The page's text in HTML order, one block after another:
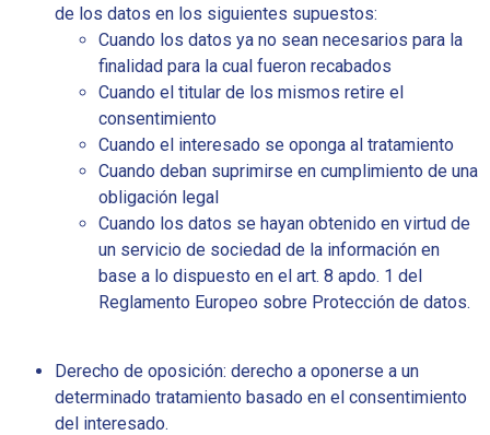
de los datos en los siguientes supuestos:
Cuando los datos ya no sean necesarios para la
finalidad para la cual fueron recabados
Cuando el titular de los mismos retire el
consentimiento
Cuando el interesado se oponga al tratamiento
Cuando deban suprimirse en cumplimiento de una
obligación legal
Cuando los datos se hayan obtenido en virtud de
un servicio de sociedad de la información en
base a lo dispuesto en el art. 8 apdo. 1 del
Reglamento Europeo sobre Protección de datos.
Derecho de oposición: derecho a oponerse a un
determinado tratamiento basado en el consentimiento
del interesado.